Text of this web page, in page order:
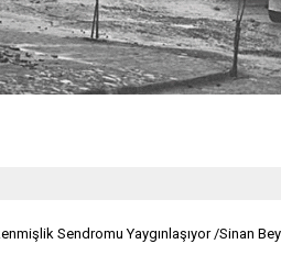
Sendromu Yaygınlaşıyor /Sinan